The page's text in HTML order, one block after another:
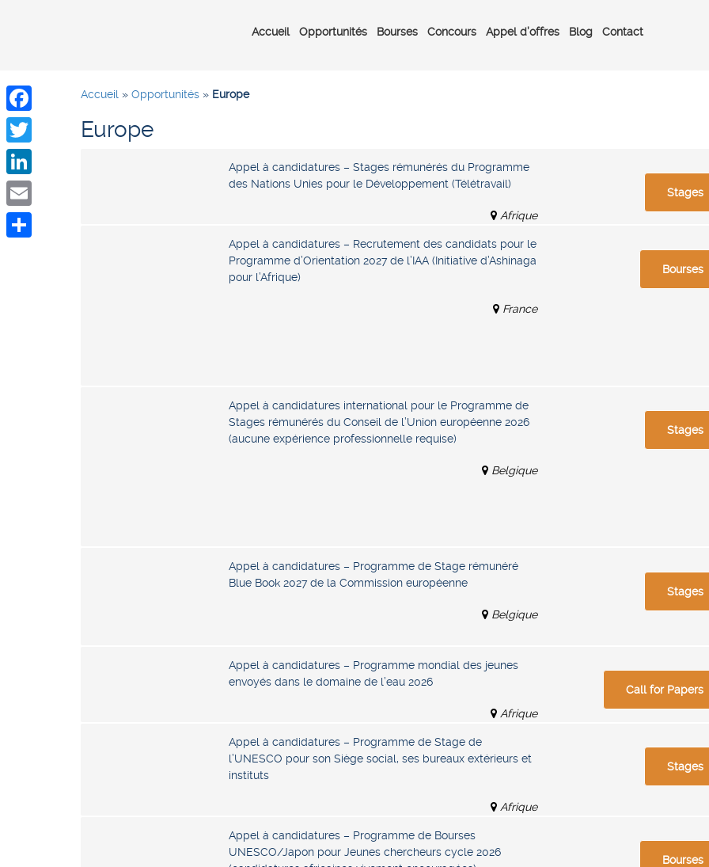
Accueil Opportunités Bourses Concours Appel d’offres Blog Contact
Accueil » Opportunités » Europe
Europe
Appel à candidatures – Stages rémunérés du Programme
des Nations Unies pour le Développement (Télétravail)
Afrique
Stages
Appel à candidatures – Recrutement des candidats pour le
Programme d’Orientation 2027 de l’IAA (Initiative d’Ashinaga
pour l’Afrique)
France
Bourses
Appel à candidatures international pour le Programme de
Stages rémunérés du Conseil de l’Union européenne 2026
(aucune expérience professionnelle requise)
Belgique
Stages
Appel à candidatures – Programme de Stage rémunéré
Blue Book 2027 de la Commission européenne
Belgique
Stages
Appel à candidatures – Programme mondial des jeunes
envoyés dans le domaine de l’eau 2026
Afrique
Call for Papers
Appel à candidatures – Programme de Stage de
l’UNESCO pour son Siège social, ses bureaux extérieurs et
instituts
Afrique
Stages
Appel à candidatures – Programme de Bourses
UNESCO/Japon pour Jeunes chercheurs cycle 2026
Bourses
Facebook
Twitter
LinkedIn
Email